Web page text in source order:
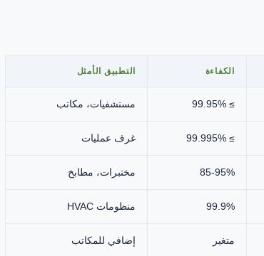
الكفاءة التطبيق الأمثل
≥ 99.95% مستشفيات، مكاتب
≥ 99.995% غرف عمليات
85-95% مختبرات، مطابخ
99.9% منظومات HVAC
متغير إضافي للمكاتب